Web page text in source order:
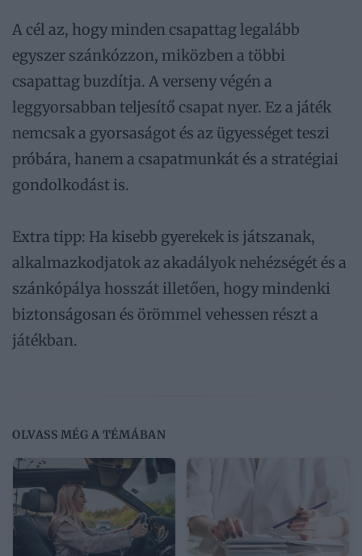
A cél az, hogy minden csapattag legalább
egyszer szánkózzon, miközben a többi
csapattag buzdítja. A verseny végén a
leggyorsabban teljesítő csapat nyer. Ez a játék
nemcsak a gyorsaságot és az ügyességet teszi
próbára, hanem a csapatmunkát és a stratégiai
gondolkodást is.
Extra tipp: Ha kisebb gyerekek is játszanak,
alkalmazkodjatok az akadályok nehézségét és a
szánkópálya hosszát illetően, hogy mindenki
biztonságosan és örömmel vehessen részt a
játékban.
OLVASS MÉG A TÉMÁBAN